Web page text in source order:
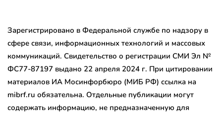
Зарегистрировано в Федеральной службе по надзору в
сфере связи, информационных технологий и массовых
коммуникаций. Свидетельство о регистрации СМИ Эл №
ФС77-87197 выдано 22 апреля 2024 г. При цитировании
материалов ИА Мосинфорбюро (МИБ РФ) ссылка на
mibrf.ru обязательна. Отдельные публикации могут
содержать информацию, не предназначенную для